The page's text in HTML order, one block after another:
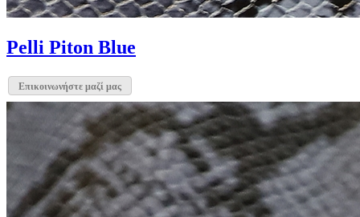
Pelli Piton Blue
Επικοινωνήστε μαζί μας